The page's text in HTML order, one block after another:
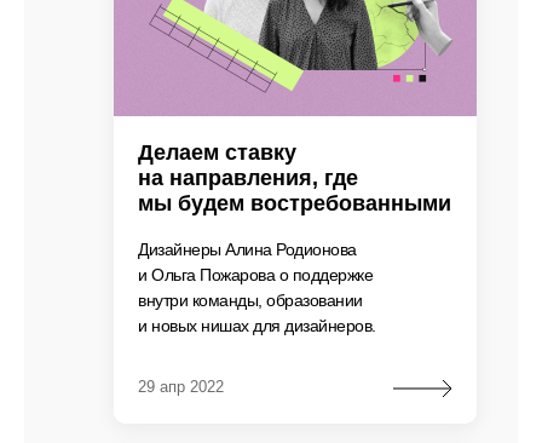
Делаем ставку
на направления, где
мы будем востребованными
Дизайнеры Алина Родионова
и Ольга Пожарова о поддержке
внутри команды, образовании
и новых нишах для дизайнеров.
29 апр 2022